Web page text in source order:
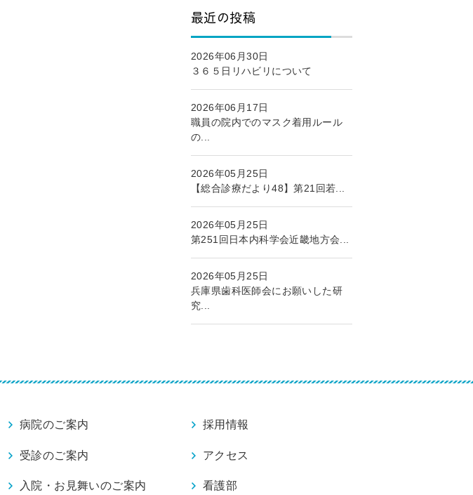
最近の投稿
2026年06月30日
３６５日リハビリについて
2026年06月17日
職員の院内でのマスク着用ルール
の...
2026年05月25日
【総合診療だより48】第21回若...
2026年05月25日
第251回日本内科学会近畿地方会...
2026年05月25日
兵庫県歯科医師会にお願いした研
究...
病院のご案内
受診のご案内
入院・お見舞いのご案内
採用情報
アクセス
看護部